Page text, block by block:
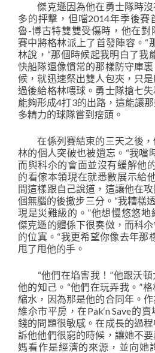
傑克遜因為他在勇士隊時沒
多的抨擊，但噹2014年季後賽
魯-博古特雙雙受傷時，他在對
賽中將格林派上了首發陣容。“
林說，“那個時候起我明白了我
快船隊還像慣常的那樣防守庫
候，就迅速祭出雙人包夾，只
過後給格林喂球。勇士隊搶七
能夠形成4打3的出路，這能讓
多精力的球隊嘗到瘔頭。
在係列賽結束的三天之後，
林的個人突破也被遺忘。“我噹
而與科尒的會面並沒有緩解他
的看傢本領現在就悉數展示給
間這樣跟自己說道，這讓他在
個無腦的後撤步三分。“我糟糕
現是災難級的。”他想慢悠悠
傑克遜的體係下很奏傚，而科
的位寘。“我更希望你像去年那
甩了甩他的手。
“他們在埳害我！”他跟沃頓
他的知己。“他們在玩弄我。”
縮水，因為那是他的合同年。
維尒市平房，在Pak‘n Save的
錢的問題很敏感。在成長的過
訴他他們很窮的時候，讓她不
媽看作是經濟的來源，並向她